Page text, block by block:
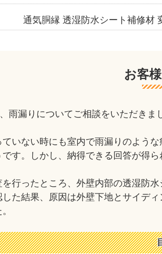
通気胴縁 透湿防水シート補修材
お客
雨漏りについてご相談をいただきま
ていない時にも室内で雨漏りのよう
す。しかし、納得できる回答が得
を行ったところ、外壁内部の透湿防
した結果、原因は外壁下地とサイデ